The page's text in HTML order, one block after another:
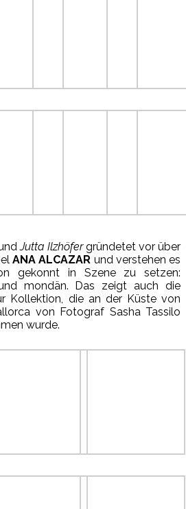
Jutta Ilzhöfergründetet vor über
ANA ALCAZAR und verstehen es
gekonnt in Szene zu setzen:
mondän. Das zeigt auch die
Kollektion, die an der Küste von
von Fotograf Sasha Tassilo
wurde.